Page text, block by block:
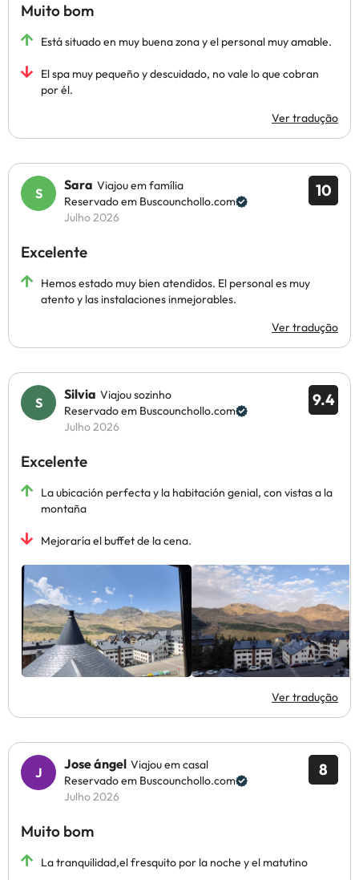
Muito bom
Está situado en muy buena zona y el personal muy amable.
El spa muy pequeño y descuidado, no vale lo que cobran
por él.
Ver tradução
10
Sara Viajou em família
Reservado em Buscounchollo.com
Julho 2026
Excelente
Hemos estado muy bien atendidos. El personal es muy
atento y las instalaciones inmejorables.
Ver tradução
9.4
Silvia Viajou sozinho
Reservado em Buscounchollo.com
Julho 2026
Excelente
La ubicación perfecta y la habitación genial, con vistas a la
montaña
Mejoraría el buffet de la cena.
Ver tradução
8
Jose ángel Viajou em casal
Reservado em Buscounchollo.com
Julho 2026
Muito bom
La tranquilidad,el fresquito por la noche y el matutino